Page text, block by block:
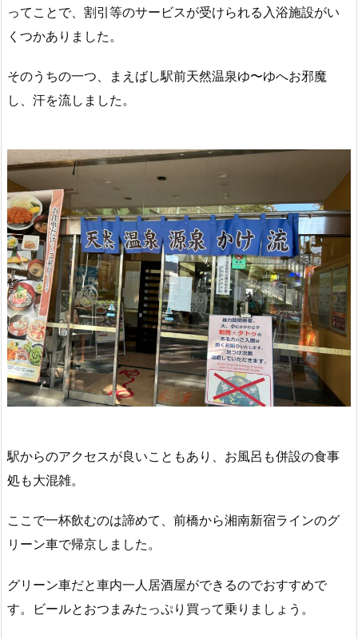
ってことで、割引等のサービスが受けられる入浴施設がい
くつかありました。
そのうちの一つ、まえばし駅前天然温泉ゆ〜ゆへお邪魔
し、汗を流しました。
駅からのアクセスが良いこともあり、お風呂も併設の食事
処も大混雑。
ここで一杯飲むのは諦めて、前橋から湘南新宿ラインのグ
リーン車で帰京しました。
グリーン車だと車内一人居酒屋ができるのでおすすめで
す。ビールとおつまみたっぷり買って乗りましょう。